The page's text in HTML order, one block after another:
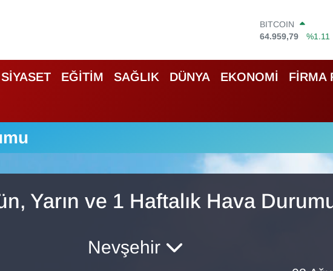
BITCOIN
64.959,79
%1.11
47,7436
%0.18
EURO
55,2510
%0.32
GRAM ALTIN
SİYASET EĞİTİM SAĞLIK DÜNYA EKONOMİ FİRMA
Yarın ve 1 Haftalık Hava
Nevşehir